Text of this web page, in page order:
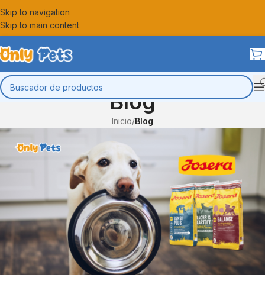
Skip to navigation
Skip to main content
Blog
Inicio/Blog